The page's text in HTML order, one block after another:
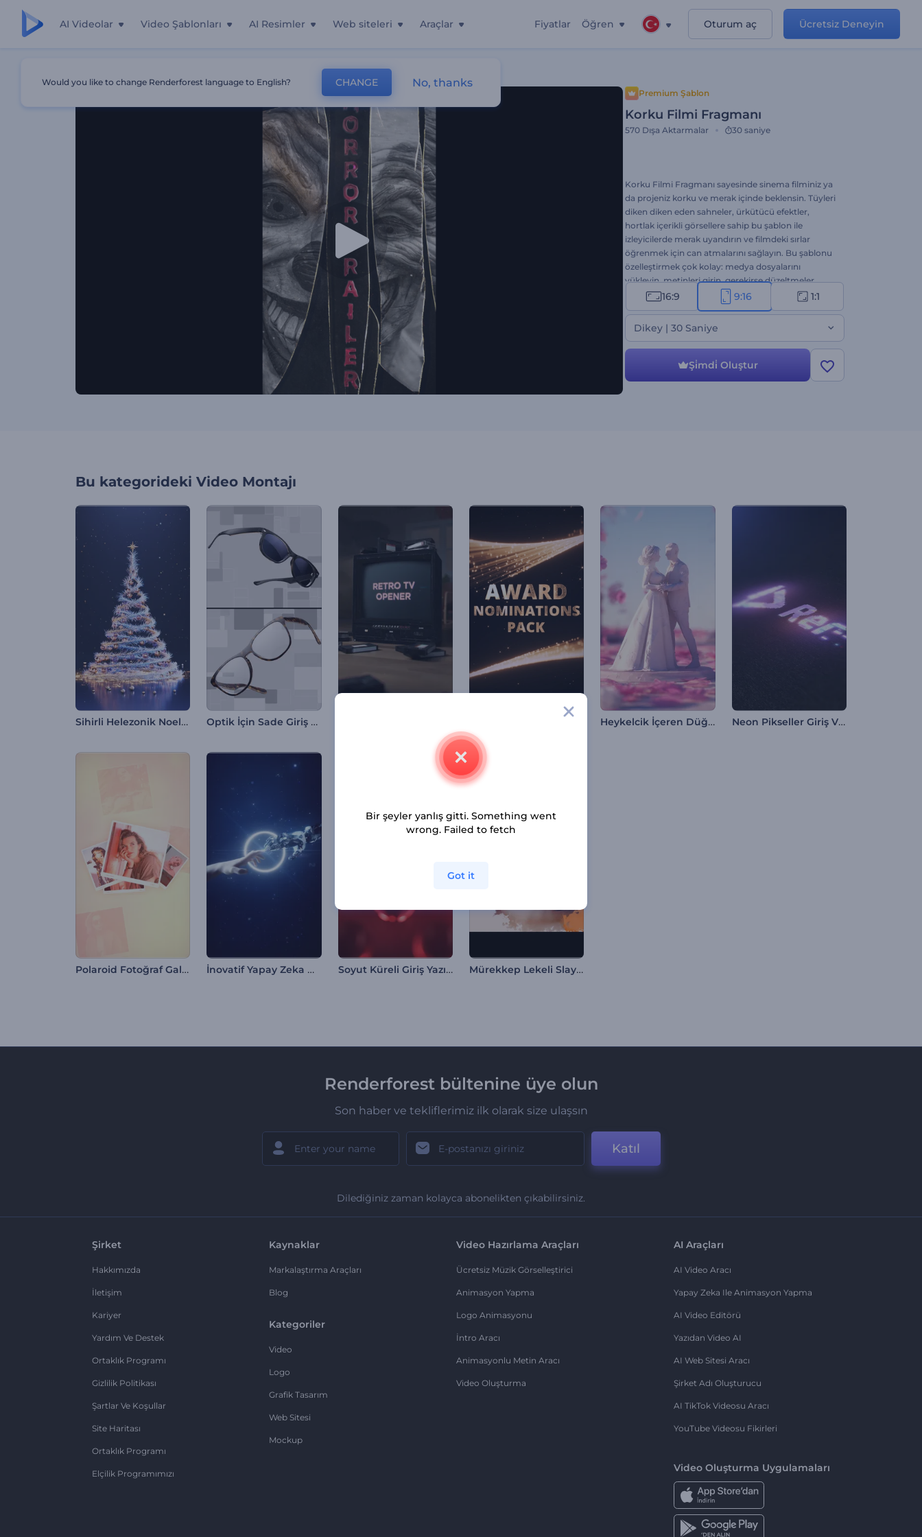
AI Videolar Video Şablonları AI Resimler Web siteleri Araçlar Fiyatlar Öğren Oturum aç Ücretsiz Deneyin
Premium Şablon
Korku Filmi Fragmanı
570 Dışa Aktarmalar 30 saniye
Korku Filmi Fragmanı sayesinde sinema filminiz ya
da projeniz korku ve merak içinde beklensin. Tüyleri
diken diken eden sahneler, ürkütücü efektler,
hortlak içerikli görsellere sahip bu şablon ile
izleyicilerde merak uyandırın ve filmdeki sırlar
öğrenmek için can atmalarını sağlayın. Bu şablonu
özelleştirmek çok kolay: medya dosyalarını
yükleyin, metinleri girin, gerekirse düzeltmeler
yapın ve korkunç video projenize bir arkaplan
müziği ya da ses kaydı ekleyin. Korku filmleri,
ürkütücü fragmanlar, Cadılar Bayramı reklamları,
korkunç jenerikler vs. için ideal. Hemen oluşturun!
16:9 9:16 1:1
Dikey | 30 Saniye
Şi̇mdi̇ Oluştur
Bu kategorideki Video Montajı
Sihirli Helezonik Noel Ağacı Optik İçin Sade Giriş Videosu Heykelcik İçeren Düğün Davetiyesi Neon Pikseller Giriş Videosu
Polaroid Fotoğraf Galerisi İnovatif Yapay Zeka Giriş Videosu Soyut Küreli Giriş Yazıları Mürekkep Lekeli Slayt Gösterisi
Renderforest bültenine üye olun
Son haber ve tekliflerimiz ilk olarak size ulaşsın
Katıl
Dilediğiniz zaman kolayca abonelikten çıkabilirsiniz.
Şirket
Hakkımızda
İletişim
Kariyer
Yardım Ve Destek
Ortaklık Programı
Gizlilik Politikası
Şartlar Ve Koşullar
Site Haritası
Ortaklık Programı
Elçilik Programımızı
Kaynaklar
Markalaştırma Araçları
Blog
Kategoriler
Video
Logo
Grafik Tasarım
Web Sitesi
Mockup
Video Hazırlama Araçları
Ücretsiz Müzik Görselleştirici
Animasyon Yapma
Logo Animasyonu
İntro Aracı
Animasyonlu Metin Aracı
Video Oluşturma
AI Araçları
AI Video Aracı
Yapay Zeka Ile Animasyon Yapma
AI Video Editörü
Yazıdan Video AI
AI Web Sitesi Aracı
Şirket Adı Oluşturucu
AI TikTok Videosu Aracı
YouTube Videosu Fikirleri
Video Oluşturma Uygulamaları
Would you like to change Renderforest language to English? CHANGE No, thanks
Bir şeyler yanlış gitti. Something went
wrong. Failed to fetch
Got it